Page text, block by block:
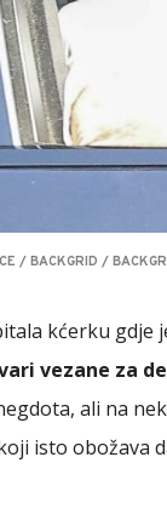
/ BACKGRID /
kćerku gdje
vezane za
ali na
isto obožava